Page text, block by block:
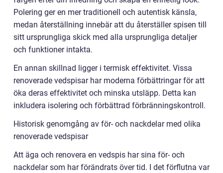
Polering ger en mer traditionell och autentisk känsla,
medan återställning innebär att du återställer spisen till
sitt ursprungliga skick med alla ursprungliga detaljer
och funktioner intakta.
En annan skillnad ligger i termisk effektivitet. Vissa
renoverade vedspisar har moderna förbättringar för att
öka deras effektivitet och minska utsläpp. Detta kan
inkludera isolering och förbättrad förbränningskontroll.
Historisk genomgång av för- och nackdelar med olika
renoverade vedspisar
Att äga och renovera en vedspis har sina för- och
nackdelar som har förändrats över tid. I det förflutna var